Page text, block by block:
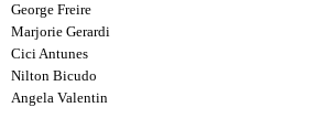
George Freire
Marjorie Gerardi
Cici Antunes
Nilton Bicudo
Angela Valentin